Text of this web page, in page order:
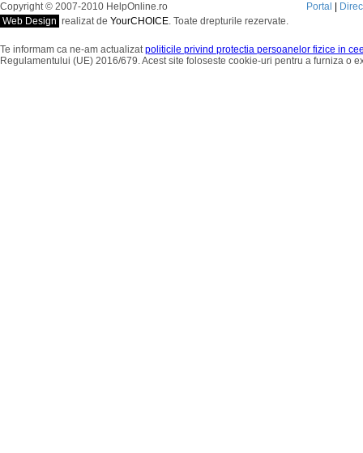
Copyright © 2007-2010 HelpOnline.ro
Web Design realizat de YourCHOICE. Toate drepturile rezervate.
Portal
Te informam ca ne-am actualizatpoliticile privind protectia persoanelor fizice in
Regulamentului (UE) 2016/679. Acest site foloseste cookie-uri pentru a furniza o